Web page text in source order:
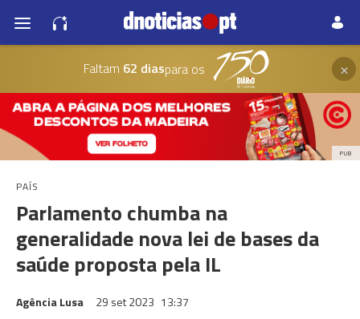
Faltam 62 diaspara os ×
PUB
PAÍS
Parlamento chumba na
generalidade nova lei de bases da
saúde proposta pela IL
Agência Lusa 29 set 2023 13:37